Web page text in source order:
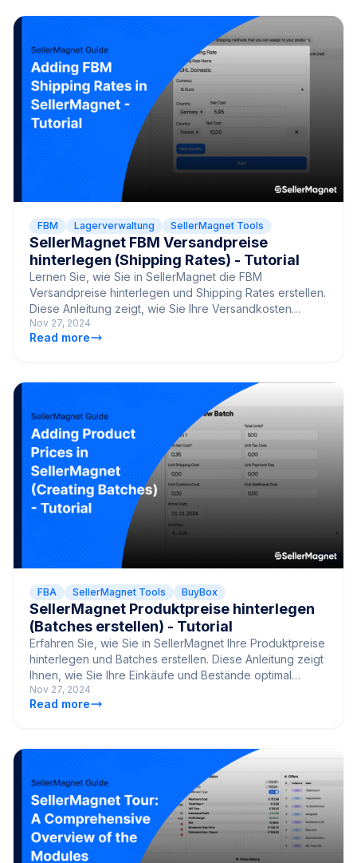
FBM Lagerverwaltung SellerMagnet Tools
SellerMagnet FBM Versandpreise
hinterlegen (Shipping Rates) - Tutorial
Lernen Sie, wie Sie in SellerMagnet die FBM
Versandpreise hinterlegen und Shipping Rates erstellen.
Diese Anleitung zeigt, wie Sie Ihre Versandkosten
präzise verwalten und Ihren Profit optimieren.
Nov 27, 2024
Read more
FBA SellerMagnet Tools BuyBox
SellerMagnet Produktpreise hinterlegen
(Batches erstellen) - Tutorial
Erfahren Sie, wie Sie in SellerMagnet Ihre Produktpreise
hinterlegen und Batches erstellen. Diese Anleitung zeigt
Ihnen, wie Sie Ihre Einkäufe und Bestände optimal
verwalten.
Nov 27, 2024
Read more